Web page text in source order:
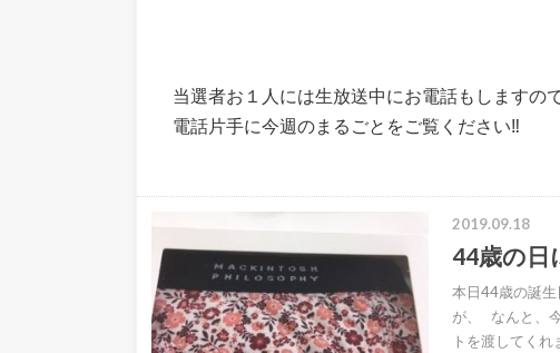
当選者お１人には生放送中にお電話もしますので
電話片手に今週のまるごとをご覧ください‼
2019.09.18
44歳の日
本日44歳の誕
が、 なんと、
トを渡してく